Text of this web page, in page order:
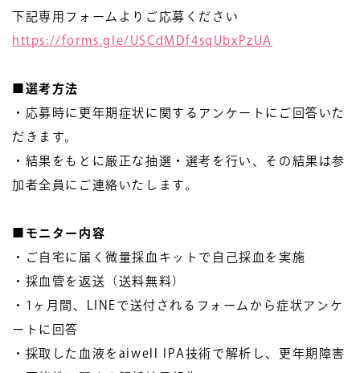
下記専用フォームよりご応募ください
https://forms.gle/USCdMDf4sqUbxPzUA
■選考方法
・応募時に更年期症状に関するアンケートにご回答いた
だきます。
・結果をもとに厳正な抽選・選考を行い、その結果は参
加者全員にご連絡いたします。
■モニター内容
・ご自宅に届く微量採血キットで自己採血を実施
・採血管を返送（送料無料）
・1ヶ月間、LINEで送付されるフォームから症状アンケ
ートに回答
・採取した血液をaiwell IPA技術で解析し、更年期障害